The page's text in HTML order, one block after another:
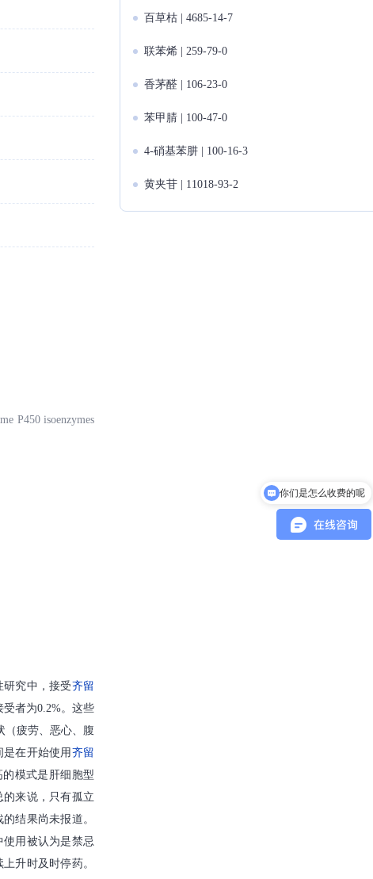
P450 isoenzymes
究中，接受齐留
者为0.2%。这些
（疲劳、恶心、腹
在开始使用 齐留
模式是肝细胞型
来说，只有孤立
结果尚未报道。
用被认为是禁忌
升时及时停药。
百草枯 | 4685-14-7
联苯烯 | 259-79-0
香茅醛 | 106-23-0
苯甲腈 | 100-47-0
4-硝基苯肼 | 100-16-3
黄夹苷 | 11018-93-2
可以开发票吗？